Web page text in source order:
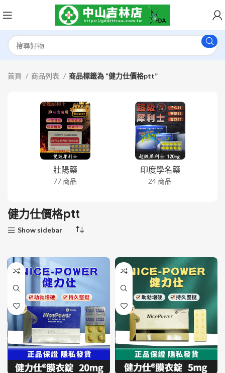
首頁 商品列表 商品標籤為 “健力仕價格ptt”
壯陽藥
77 商品
印度學名藥
24 商品
健力仕價格ptt
Show sidebar